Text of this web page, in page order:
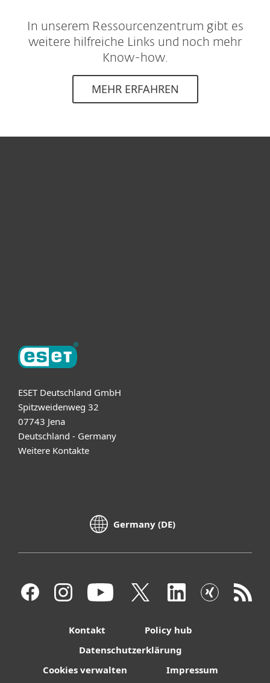
In unserem Ressourcenzentrum gibt es
weitere hilfreiche Links und noch mehr
Know-how.
MEHR ERFAHREN
ESET Deutschland GmbH
Spitzweidenweg 32
07743 Jena
Deutschland - Germany
Weitere Kontakte
Germany (DE)
Kontakt
Policy hub
Datenschutzerklärung
Cookies verwalten
Impressum